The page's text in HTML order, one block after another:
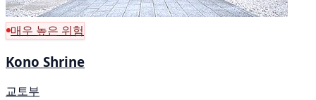
매우 높은 위험
Kono Shrine
교토부